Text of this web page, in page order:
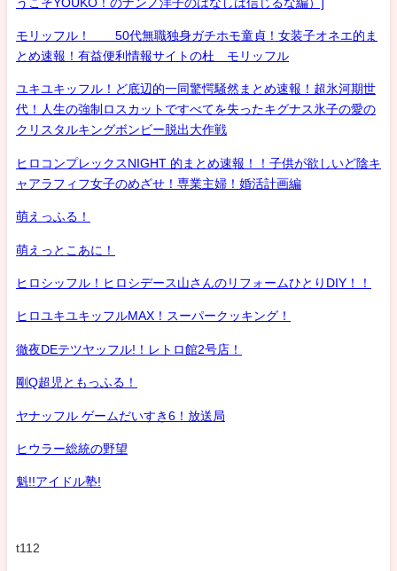
モリッフル！ 50代無職独身ガチホモ童貞！女装子オネエ的ま
とめ速報！有益便利情報サイトの杜 モリッフル
ユキユキッフル！ど底辺的一同驚愕騒然まとめ速報！超氷河期世
代！人生の強制ロスカットですべてを失ったキグナス氷子の愛の
クリスタルキングボンビー脱出大作戦
ヒロコンプレックスNIGHT 的まとめ速報！！子供が欲しいど陰キ
ャアラフィフ女子のめざせ！専業主婦！婚活計画編
萌えっふる！
萌えっとこあに！
ヒロシッフル！ヒロシデース山さんのリフォームひとりDIY！！
ヒロユキユキッフルMAX！スーパークッキング！
徹夜DEテツヤッフル!！レトロ館2号店！
剛Q超児ともっふる！
ヤナッフル ゲームだいすき6！放送局
ヒウラー総統の野望
魁!!アイドル塾!
t112